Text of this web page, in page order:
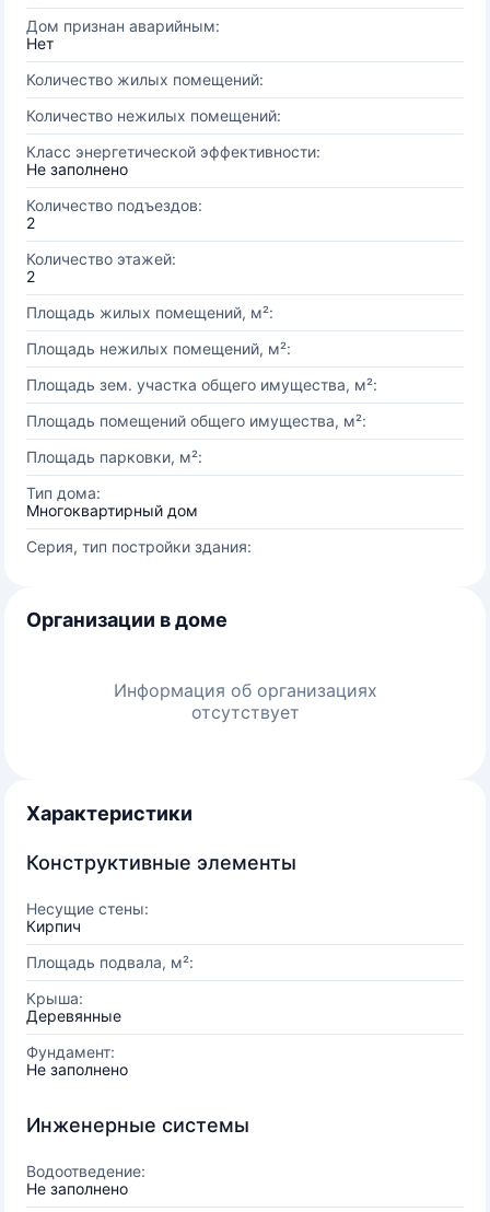
Дом признан аварийным:
Нет
Количество жилых помещений:
Количество нежилых помещений:
Класс энергетической эффективности:
Не заполнено
Количество подъездов:
2
Количество этажей:
2
Площадь жилых помещений, м²:
Площадь нежилых помещений, м²:
Площадь зем. участка общего имущества, м²:
Площадь помещений общего имущества, м²:
Площадь парковки, м²:
Тип дома:
Многоквартирный дом
Серия, тип постройки здания:
Организации в доме
Информация об организациях
отсутствует
Характеристики
Конструктивные элементы
Несущие стены:
Кирпич
Площадь подвала, м²:
Крыша:
Деревянные
Фундамент:
Не заполнено
Инженерные системы
Водоотведение:
Не заполнено